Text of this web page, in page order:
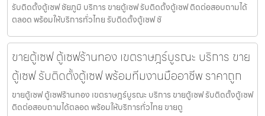
รับติดตั้งตู้เซฟ ชัยภูมิ บริการ ขายตู้เซฟ รับติดตั้งตู้เซฟ ติดต่อสอบถามได้
ตลอด พร้อมให้บริการทั่วไทย รับติดตั้งตู้เซฟ ชั
ขายตู้เซฟ ตู้เซฟร้านทอง เขตราษฎร์บูรณะ บริการ ขาย
ตู้เซฟ รับติดตั้งตู้เซฟ พร้อมทีมงานมืออาชีพ ราคาถูก
ขายตู้เซฟ ตู้เซฟร้านทอง เขตราษฎร์บูรณะ บริการ ขายตู้เซฟ รับติดตั้งตู้เซฟ
ติดต่อสอบถามได้ตลอด พร้อมให้บริการทั่วไทย ขายตู